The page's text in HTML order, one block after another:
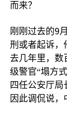
而来？
刚刚过去的9
刑或者起诉，
去几年里，数
级警官“塌方
四任公安厅局
因此调侃说，